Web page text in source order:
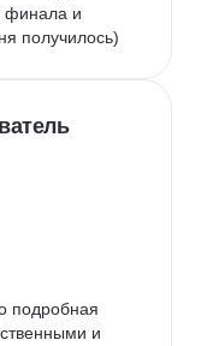
финала и
получилось)
подробная
и